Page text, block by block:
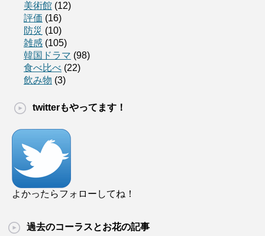
美術館 (12)
評価 (16)
防災 (10)
雑感 (105)
韓国ドラマ (98)
食べ比べ (22)
飲み物 (3)
twitterもやってます！
よかったらフォローしてね！
過去のコーラスとお花の記事